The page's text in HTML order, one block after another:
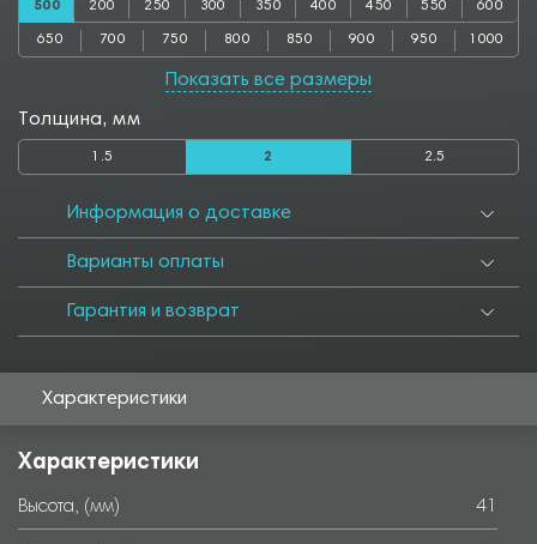
500 200 250 300 350 400 450 550 600
650 700 750 800 850 900 950 1000
Показать все размеры
Толщина, мм
1.5 2 2.5
Информация о доставке
Варианты оплаты
Гарантия и возврат
Характеристики
Характеристики
Высота, (мм) 41